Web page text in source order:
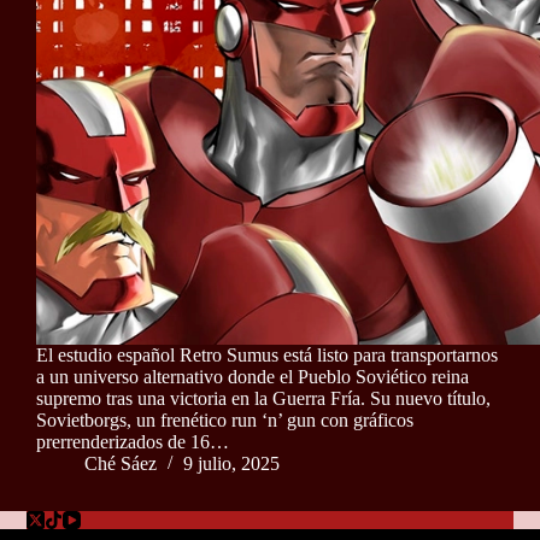
El estudio español Retro Sumus está listo para transportarnos
a un universo alternativo donde el Pueblo Soviético reina
supremo tras una victoria en la Guerra Fría. Su nuevo título,
Sovietborgs, un frenético run ‘n’ gun con gráficos
prerrenderizados de 16…
Ché Sáez
9 julio, 2025